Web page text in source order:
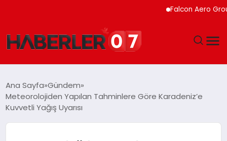
Falcon Aero
EKONOMI
Ana Sayfa Gündem
Meteorolojiden Yapılan Tahminlere Göre Karadeniz’e
Kuvvetli Yağış Uyarısı